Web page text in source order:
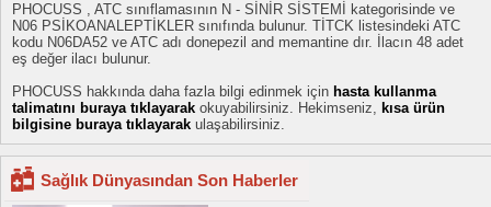
PHOCUSS , ATC sınıflamasının N - SİNİR SİSTEMİ kategorisinde ve
N06 PSİKOANALEPTİKLER sınıfında bulunur. TİTCK listesindeki ATC
kodu N06DA52 ve ATC adı donepezil and memantine dır. İlacın 48 adet
eş değer ilacı bulunur.
PHOCUSS hakkında daha fazla bilgi edinmek için hasta kullanma
talimatını buraya tıklayarak okuyabilirsiniz. Hekimseniz, kısa ürün
bilgisine buraya tıklayarak ulaşabilirsiniz.
Sağlık Dünyasından Son Haberler